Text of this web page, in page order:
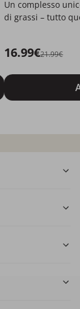
Un complesso
di grassi – tutto
16.99€21.99€